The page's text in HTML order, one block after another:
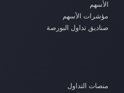
الأسهم
مؤشرات الأسهم
صناديق تداول البورصة
منصات التداول